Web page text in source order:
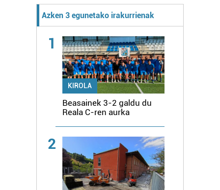
Azken 3 egunetako irakurrienak
1
KIROLA
Beasainek 3-2 galdu du
Reala C-ren aurka
2